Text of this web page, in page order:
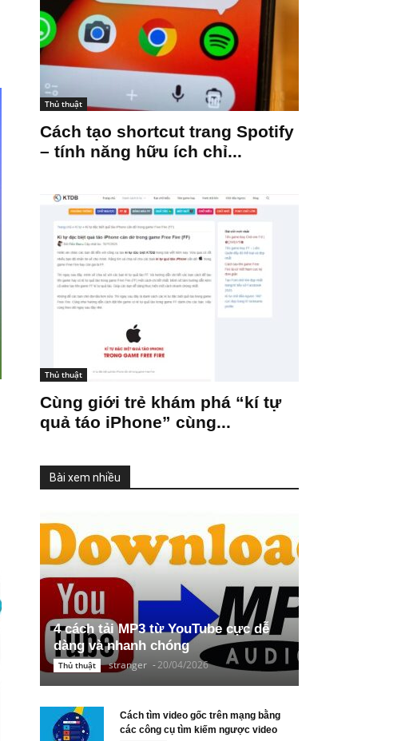
Thủ thuật
Cách tạo shortcut trang Spotify
– tính năng hữu ích chỉ...
Thủ thuật
Cùng giới trẻ khám phá “kí tự
quả táo iPhone” cùng...
Bài xem nhiều
4 cách tải MP3 từ YouTube cực dễ
dàng và nhanh chóng
Thủ thuật stranger -20/04/2026
Cách tìm video gốc trên mạng bằng
các công cụ tìm kiếm ngược video